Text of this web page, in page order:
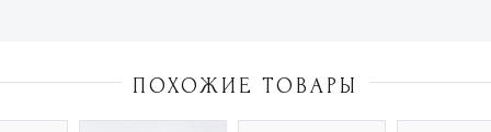
ПОХОЖИЕ ТОВАРЫ